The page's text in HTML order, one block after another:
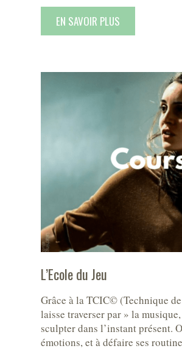
EN SAVOIR PLUS
L’Ecole du Jeu
Grâce à la TCIC© (Technique
laisse traverser par » la
sculpter dans l’instant présent.
émotions, et à défaire ses